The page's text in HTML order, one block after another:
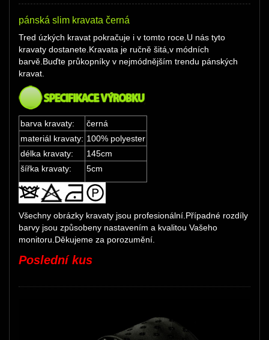
pánská slim kravata černá
Tred úzkých kravat pokračuje i v tomto roce.U nás tyto
kravaty dostanete.Kravata je ručně šitá,v módních
barvě.Buďte průkopníky v nejmódnějším trendu pánských
kravat.
barva kravaty:
černá
materiál kravaty: 100% polyester
délka kravaty:
145cm
šířka kravaty:
5cm
Všechny obrázky kravaty jsou profesionální.Případné rozdíly
barvy jsou způsobeny nastavením a kvalitou Vašeho
monitoru.Děkujeme za porozumění.
Poslední kus